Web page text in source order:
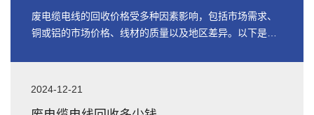
废电缆电线的回收价格受多种因素影响，包括市场需求、
铜或铝的市场价格、线材的质量以及地区差异。以下是关
2024-12-21